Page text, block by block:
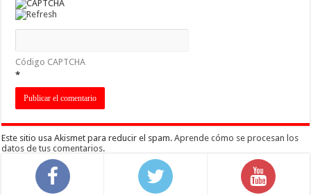
Código CAPTCHA
*
Este sitio usa Akismet para reducir el spam.Aprende cómo se procesan los
datos de tus comentarios.